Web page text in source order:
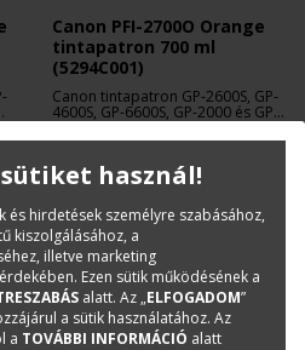
Canon PFI-2700O Orange
tintapatron 700 ml
(5294C001)
Canon tintapatron GP-2600S, GP-
4600S, GP-6600S, GP-2000 és GP-
4000 nyomtatókhoz.
98 400 Ft+ Áfa
sütiket használ!
és hirdetések személyre szabásához,
kiszolgálásához, a
illetve marketing
Ezen sütik működésének a
alatt. Az „ELFOGADOM”
a sütik használatához. Az
a TOVÁBBI INFORMÁCIÓ alatt